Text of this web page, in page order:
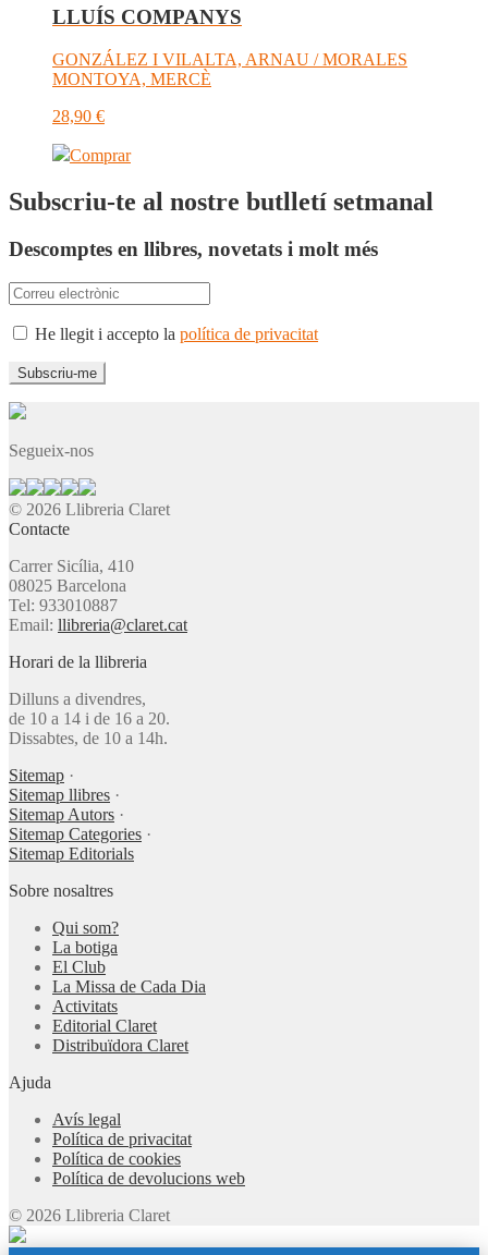
LLUÍS COMPANYS
GONZÁLEZ I VILALTA, ARNAU / MORALES
MONTOYA, MERCÈ
28,90 €
Comprar
Subscriu-te al nostre butlletí setmanal
Descomptes en llibres, novetats i molt més
He llegit i accepto la política de privacitat
Segueix-nos
© 2026 Llibreria Claret
Contacte
Carrer Sicília, 410
08025 Barcelona
Tel: 933010887
Email: llibreria@claret.cat
Horari de la llibreria
Dilluns a divendres,
de 10 a 14 i de 16 a 20.
Dissabtes, de 10 a 14h.
Sitemap ·
Sitemap llibres ·
Sitemap Autors ·
Sitemap Categories ·
Sitemap Editorials
Sobre nosaltres
Qui som?
La botiga
El Club
La Missa de Cada Dia
Activitats
Editorial Claret
Distribuïdora Claret
Ajuda
Avís legal
Política de privacitat
Política de cookies
Política de devolucions web
© 2026 Llibreria Claret